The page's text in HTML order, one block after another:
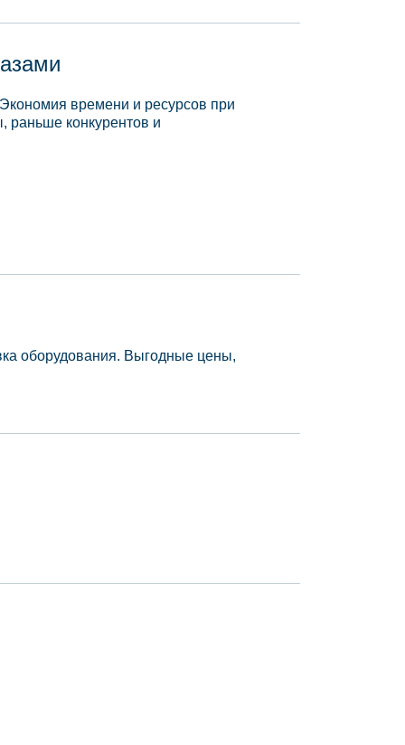
времени и ресурсов при
раньше конкурентов и
оборудования. Выгодные цены,